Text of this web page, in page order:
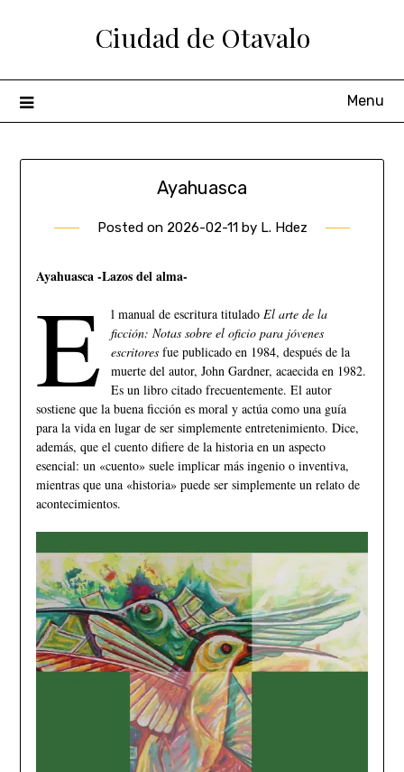
Ciudad de Otavalo
Menu
Ayahuasca
Posted on 2026-02-11by L. Hdez
Ayahuasca -Lazos del alma-
E l manual de escritura tituladoEl arte de la
ficción: Notas sobre el oficio para jóvenes
escritores fue publicado en 1984, después de la
muerte del autor, John Gardner, acaecida en 1982.
Es un libro citado frecuentemente. El autor
sostiene que la buena ficción es moral y actúa como una guía
para la vida en lugar de ser simplemente entretenimiento. Dice,
además, que el cuento difiere de la historia en un aspecto
esencial: un «cuento» suele implicar más ingenio o inventiva,
mientras que una «historia» puede ser simplemente un relato de
acontecimientos.